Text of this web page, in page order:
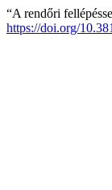
“A rendőri
https://doi.org/